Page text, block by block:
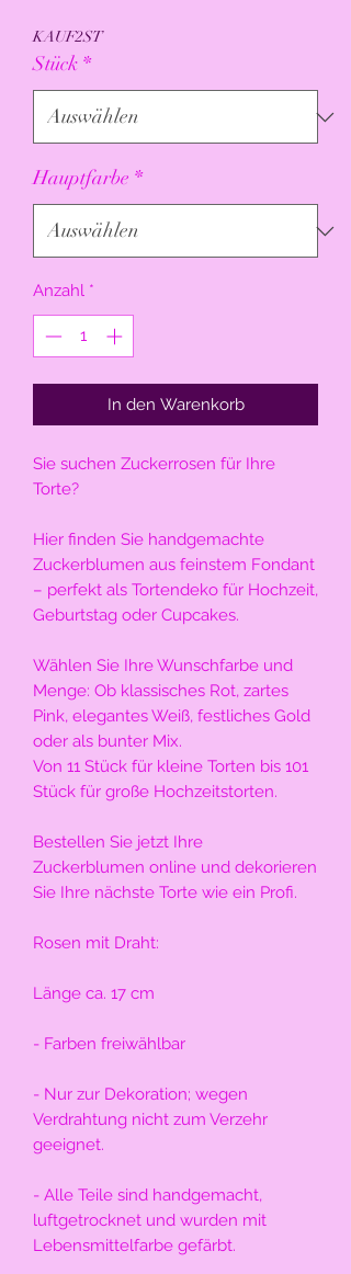
KAUF2ST
Stück *
Hauptfarbe *
Anzahl *
In den Warenkorb
Sie suchen Zuckerrosen für Ihre
Torte?
Hier finden Sie handgemachte
Zuckerblumen aus feinstem Fondant
– perfekt als Tortendeko für Hochzeit,
Geburtstag oder Cupcakes.
Wählen Sie Ihre Wunschfarbe und
Menge: Ob klassisches Rot, zartes
Pink, elegantes Weiß, festliches Gold
oder als bunter Mix.
Von 11 Stück für kleine Torten bis 101
Stück für große Hochzeitstorten.
Bestellen Sie jetzt Ihre
Zuckerblumen online und dekorieren
Sie Ihre nächste Torte wie ein Profi.
Rosen mit Draht:
Länge ca. 17 cm
- Farben freiwählbar
- Nur zur Dekoration; wegen
Verdrahtung nicht zum Verzehr
geeignet.
- Alle Teile sind handgemacht,
luftgetrocknet und wurden mit
Lebensmittelfarbe gefärbt.